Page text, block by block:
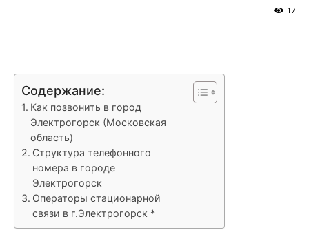
17
Содержание:
Как позвонить в город
Электрогорск (Московская
область)
Структура телефонного
номера в городе
Электрогорск
Операторы стационарной
связи в г.Электрогорск *